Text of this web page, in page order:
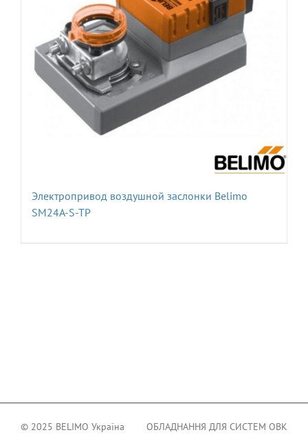
Электропривод воздушной заслонки Belimo
SM24A-S-TP
© 2025 BELIMO Україна ОБЛАДНАННЯ ДЛЯ СИСТЕМ ОВК